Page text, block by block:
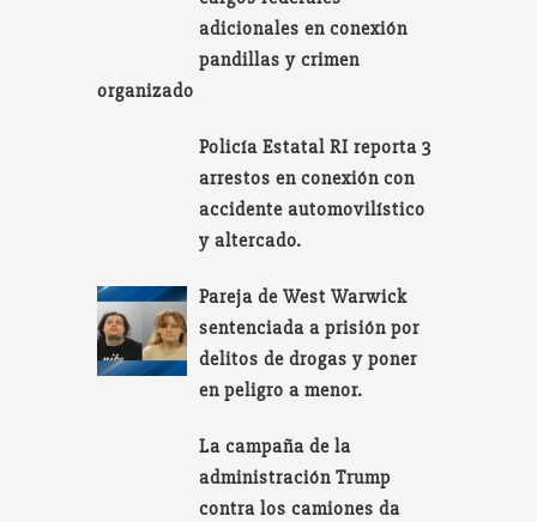
adicionales en conexión
pandillas y crimen
organizado
Policía Estatal RI reporta 3
arrestos en conexión con
accidente automovilístico
y altercado.
Pareja de West Warwick
sentenciada a prisión por
delitos de drogas y poner
en peligro a menor.
La campaña de la
administración Trump
contra los camiones da